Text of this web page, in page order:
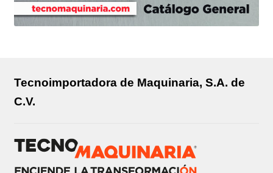
Tecnoimportadora de Maquinaria, S.A. de
C.V.